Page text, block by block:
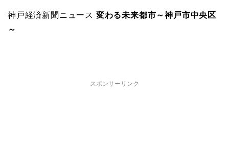
神戸経済新聞ニュース 変わる未来都市～神戸市中央区
～
スポンサーリンク